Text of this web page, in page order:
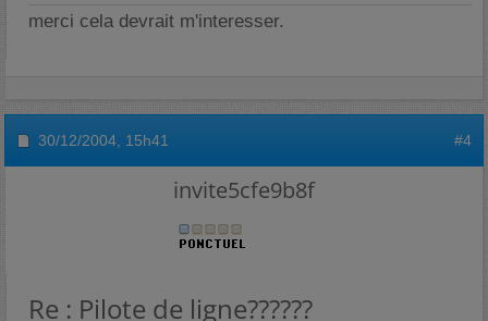
merci cela devrait m'interesser.
30/12/2004, 15h41 #4
invite5cfe9b8f
Re : Pilote de ligne??????